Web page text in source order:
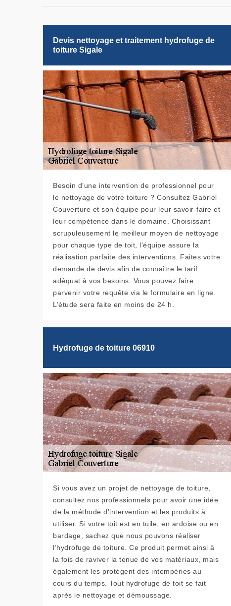
Devis nettoyage et traitement hydrofuge de
toiture Sigale
Besoin d’une intervention de professionnel pour
le nettoyage de votre toiture ? Consultez Gabriel
Couverture et son équipe pour leur savoir-faire et
leur compétence dans le domaine. Choisissant
scrupuleusement le meilleur moyen de nettoyage
pour chaque type de toit, l’équipe assure la
réalisation parfaite des interventions. Faites votre
demande de devis afin de connaître le tarif
adéquat à vos besoins. Vous pouvez faire
parvenir votre requête via le formulaire en ligne.
L’étude sera faite en moins de 24 h.
Hydrofuge de toiture 06910
Si vous avez un projet de nettoyage de toiture,
consultez nos professionnels pour avoir une idée
de la méthode d’intervention et les produits à
utiliser. Si votre toit est en tuile, en ardoise ou en
bardage, sachez que nous pouvons réaliser
l’hydrofuge de toiture. Ce produit permet ainsi à
la fois de raviver la tenue de vos matériaux, mais
également les protègent des intempéries au
cours du temps. Tout hydrofuge de toit se fait
après le nettoyage et démoussage.